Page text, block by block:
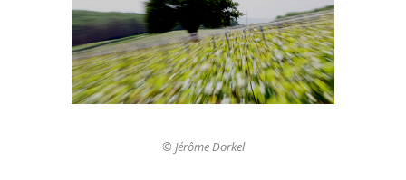
© Jérôme Dorkel